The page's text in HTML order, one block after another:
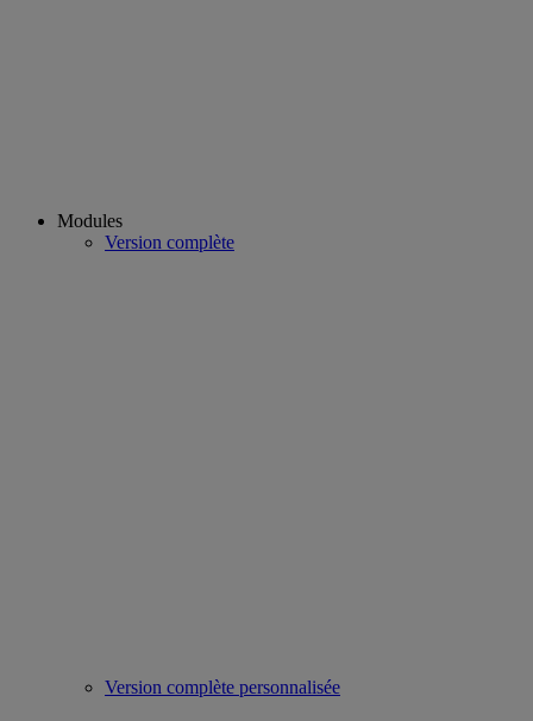
Modules
Version complète
Version complète personnalisée